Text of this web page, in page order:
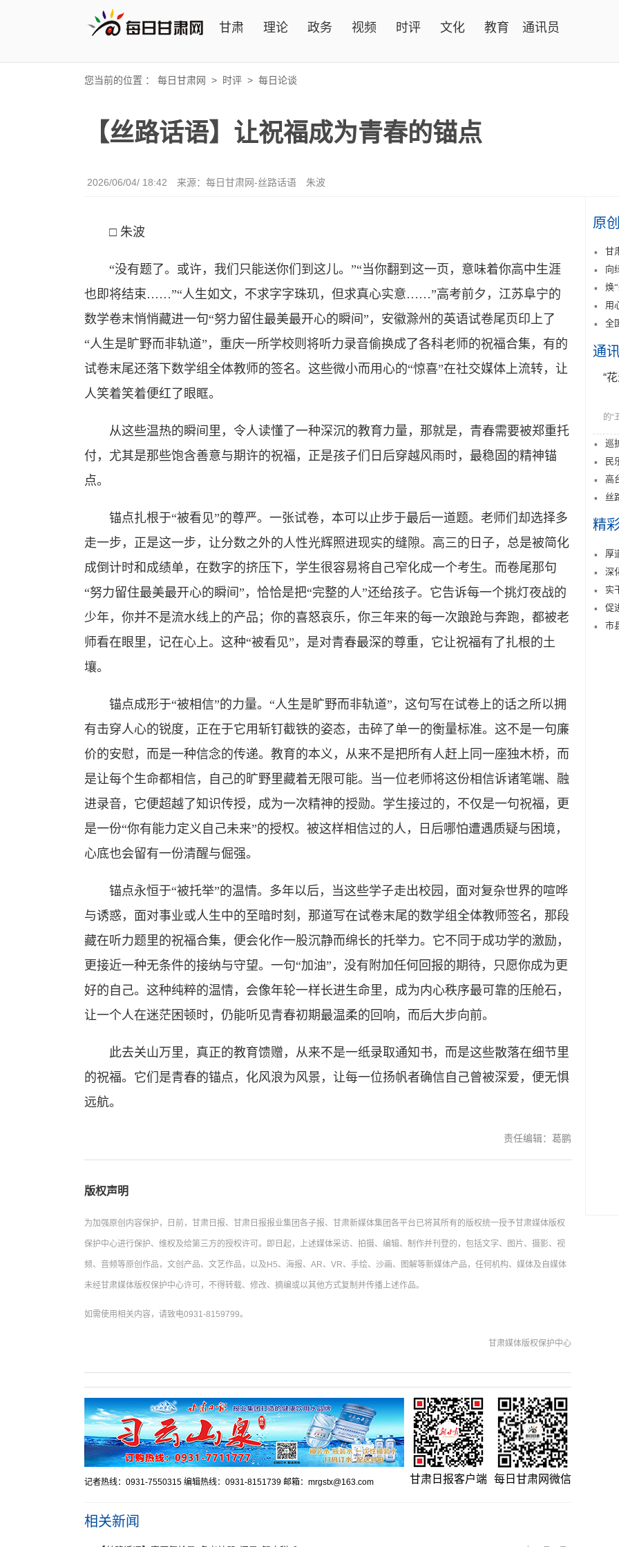
甘肃 理论 政务 视频 时评 文化 教育 通讯员
您当前的位置 ： 每日甘肃网 > 时评 > 每日论谈
【丝路话语】让祝福成为青春的锚点
2026/06/04/ 18:42 来源： 每日甘肃网-丝路话语 朱波
□ 朱波
“没有题了。或许，我们只能送你们到这儿。”“当你翻到这一页，意味着你高中生涯
也即将结束……”“人生如文，不求字字珠玑，但求真心实意……”高考前夕，江苏阜宁的
数学卷末悄悄藏进一句“努力留住最美最开心的瞬间”，安徽滁州的英语试卷尾页印上了
“人生是旷野而非轨道”，重庆一所学校则将听力录音偷换成了各科老师的祝福合集，有的
试卷末尾还落下数学组全体教师的签名。这些微小而用心的“惊喜”在社交媒体上流转，让
人笑着笑着便红了眼眶。
从这些温热的瞬间里，令人读懂了一种深沉的教育力量，那就是，青春需要被郑重托
付，尤其是那些饱含善意与期许的祝福，正是孩子们日后穿越风雨时，最稳固的精神锚
点。
锚点扎根于“被看见”的尊严。一张试卷，本可以止步于最后一道题。老师们却选择多
走一步，正是这一步，让分数之外的人性光辉照进现实的缝隙。高三的日子，总是被简化
成倒计时和成绩单，在数字的挤压下，学生很容易将自己窄化成一个考生。而卷尾那句
“努力留住最美最开心的瞬间”，恰恰是把“完整的人”还给孩子。它告诉每一个挑灯夜战的
少年，你并不是流水线上的产品；你的喜怒哀乐，你三年来的每一次踉跄与奔跑，都被老
师看在眼里，记在心上。这种“被看见”，是对青春最深的尊重，它让祝福有了扎根的土
壤。
锚点成形于“被相信”的力量。“人生是旷野而非轨道”，这句写在试卷上的话之所以拥
有击穿人心的锐度，正在于它用斩钉截铁的姿态，击碎了单一的衡量标准。这不是一句廉
价的安慰，而是一种信念的传递。教育的本义，从来不是把所有人赶上同一座独木桥，而
是让每个生命都相信，自己的旷野里藏着无限可能。当一位老师将这份相信诉诸笔端、融
进录音，它便超越了知识传授，成为一次精神的授勋。学生接过的，不仅是一句祝福，更
是一份“你有能力定义自己未来”的授权。被这样相信过的人，日后哪怕遭遇质疑与困境，
心底也会留有一份清醒与倔强。
锚点永恒于“被托举”的温情。多年以后，当这些学子走出校园，面对复杂世界的喧哗
与诱惑，面对事业或人生中的至暗时刻，那道写在试卷末尾的数学组全体教师签名，那段
藏在听力题里的祝福合集，便会化作一股沉静而绵长的托举力。它不同于成功学的激励，
更接近一种无条件的接纳与守望。一句“加油”，没有附加任何回报的期待，只愿你成为更
好的自己。这种纯粹的温情，会像年轮一样长进生命里，成为内心秩序最可靠的压舱石，
让一个人在迷茫困顿时，仍能听见青春初期最温柔的回响，而后大步向前。
此去关山万里，真正的教育馈赠，从来不是一纸录取通知书，而是这些散落在细节里
的祝福。它们是青春的锚点，化风浪为风景，让每一位扬帆者确信自己曾被深爱，便无惧
远航。
责任编辑：葛鹏
版权声明
为加强原创内容保护，日前，甘肃日报、甘肃日报报业集团各子报、甘肃新媒体集团各平台已将其所有的版权统一授予甘肃媒体版权
保护中心进行保护、维权及给第三方的授权许可。即日起，上述媒体采访、拍摄、编辑、制作并刊登的，包括文字、图片、摄影、视
频、音频等原创作品，文创产品、文艺作品，以及H5、海报、AR、VR、手绘、沙画、图解等新媒体产品，任何机构、媒体及自媒体
未经甘肃媒体版权保护中心许可，不得转载、修改、摘编或以其他方式复制并传播上述作品。
如需使用相关内容，请致电0931-8159799。
甘肃媒体版权保护中心
记者热线：0931-7550315 编辑热线：0931-8151739 邮箱：mrgstx@163.com 甘肃日报客户端 每日甘肃网微信
相关新闻
原
甘
向
焕
用
全
通
“
的“
巡
民
高
丝
精
厚
深
实
促
市